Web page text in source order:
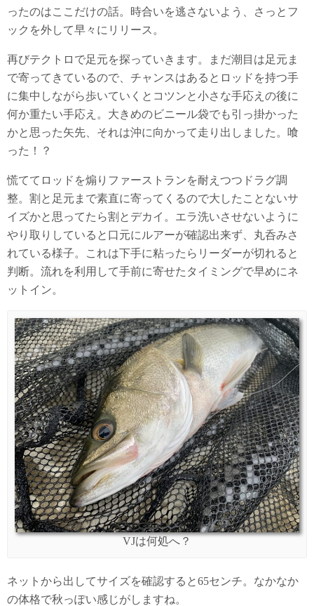
ったのはここだけの話。時合いを逃さないよう、さっとフ
ックを外して早々にリリース。
再びテクトロで足元を探っていきます。まだ潮目は足元ま
で寄ってきているので、チャンスはあるとロッドを持つ手
に集中しながら歩いていくとコツンと小さな手応えの後に
何か重たい手応え。大きめのビニール袋でも引っ掛かった
かと思った矢先、それは沖に向かって走り出しました。喰
った！？
慌ててロッドを煽りファーストランを耐えつつドラグ調
整。割と足元まで素直に寄ってくるので大したことないサ
イズかと思ってたら割とデカイ。エラ洗いさせないように
やり取りしていると口元にルアーが確認出来ず、丸呑みさ
れている様子。これは下手に粘ったらリーダーが切れると
判断。流れを利用して手前に寄せたタイミングで早めにネ
ットイン。
VJは何処へ？
ネットから出してサイズを確認すると65センチ。なかなか
の体格で秋っぽい感じがしますね。